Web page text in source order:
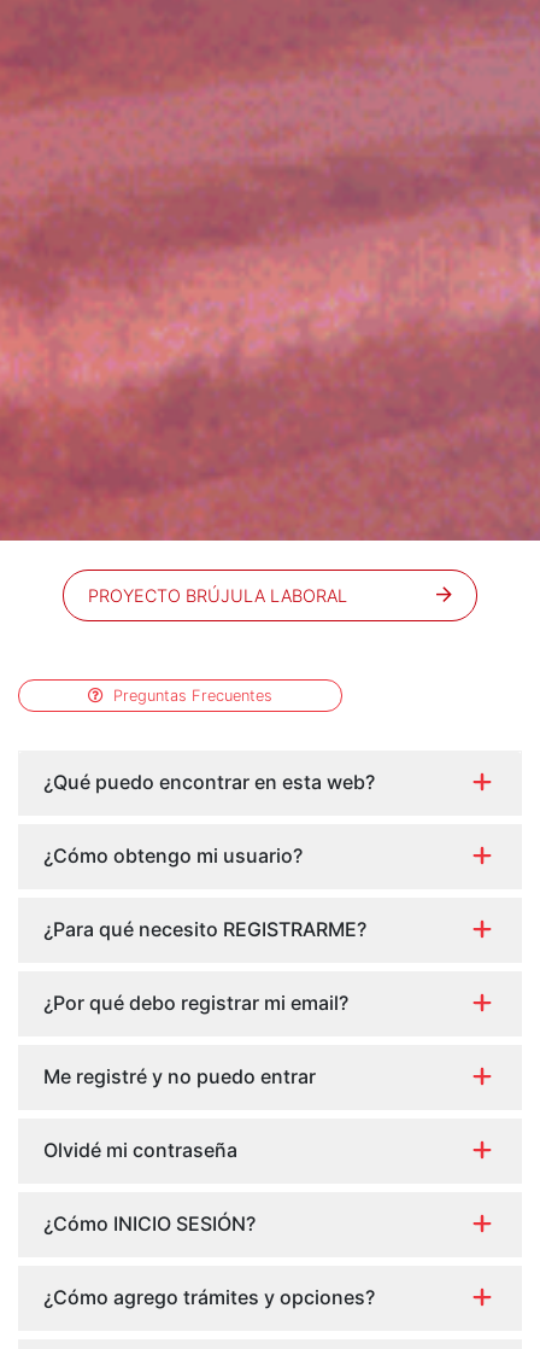
PROYECTO BRÚJULA LABORAL
Preguntas Frecuentes
¿Qué puedo encontrar en esta web?
¿Cómo obtengo mi usuario?
¿Para qué necesito REGISTRARME?
¿Por qué debo registrar mi email?
Me registré y no puedo entrar
Olvidé mi contraseña
¿Cómo INICIO SESIÓN?
¿Cómo agrego trámites y opciones?